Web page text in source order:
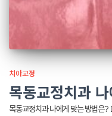
치아교정
목동교정치과
목동교정치과 나에게 맞는 방법은